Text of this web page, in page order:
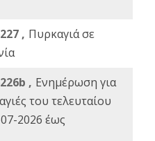
, Πυρκαγιά σε
, Ενημέρωση για
του τελευταίου
2026 έως